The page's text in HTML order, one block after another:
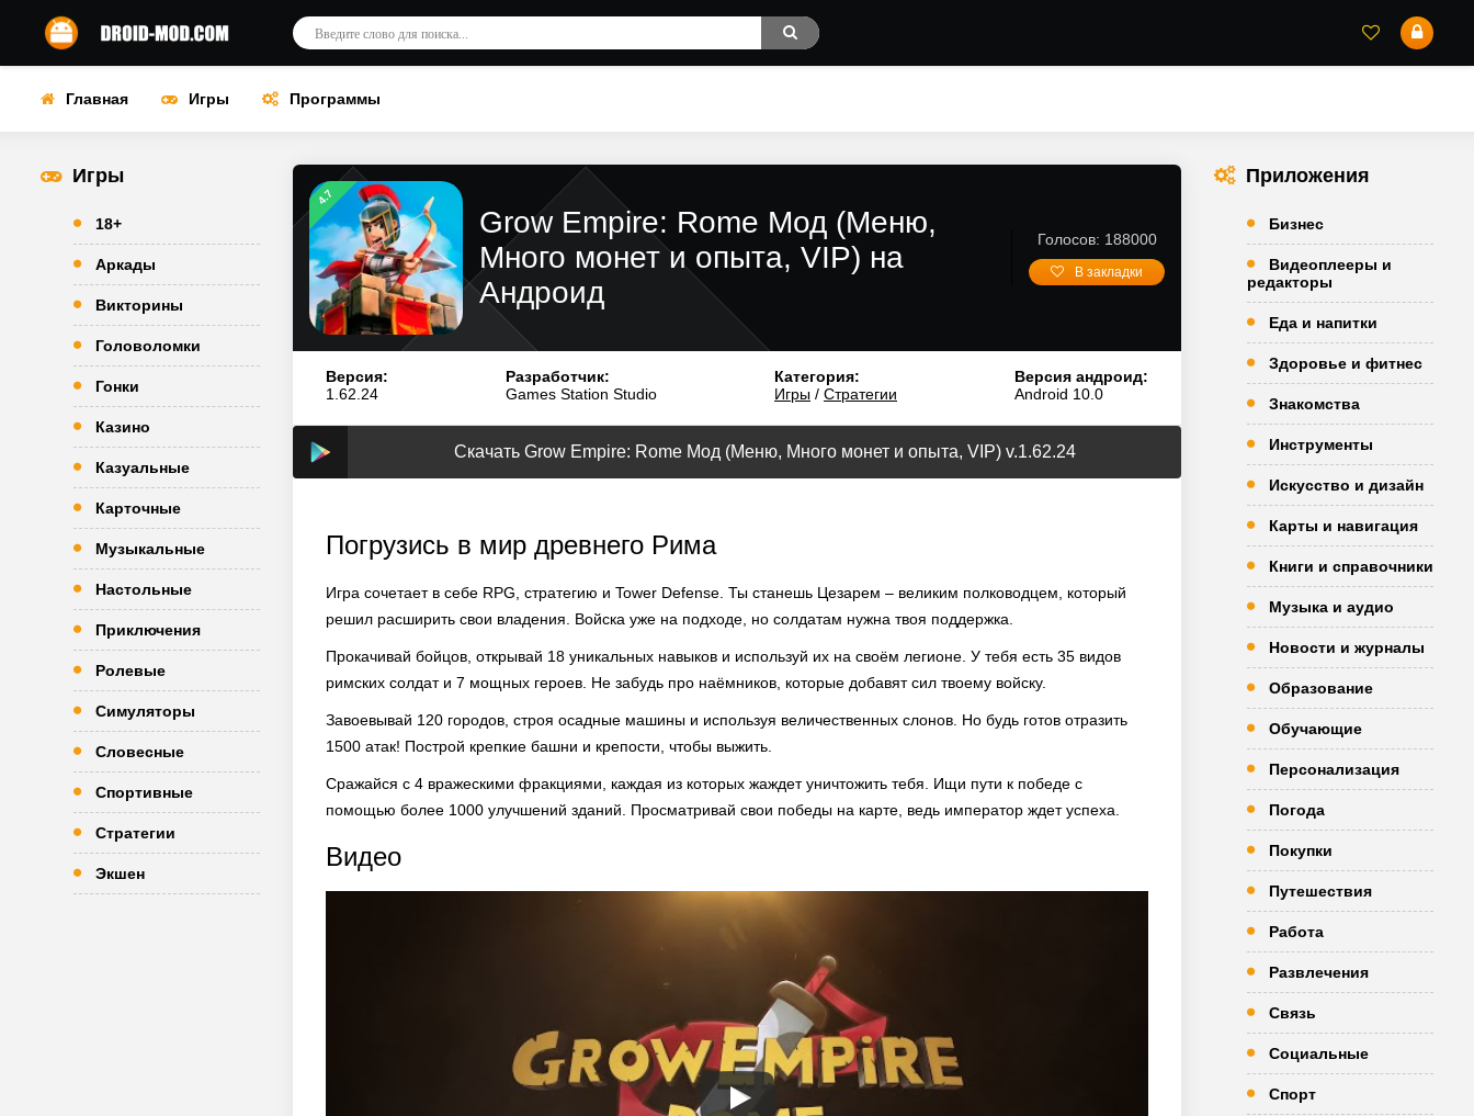
Главная Игры Программы
Игры
18+
Аркады
Викторины
Головоломки
Гонки
Казино
Казуальные
Карточные
Музыкальные
Настольные
Приключения
Ролевые
Симуляторы
Словесные
Спортивные
Стратегии
Экшен
4.7
Grow Empire: Rome Мод (Меню,
Много монет и опыта, VIP) на
Андроид
Голосов: 188000
В закладки
Версия:
1.62.24
Разработчик:
Games Station Studio
Категория:
Игры / Стратегии
Версия андроид:
Android 10.0
Скачать Grow Empire: Rome Мод (Меню, Много монет и опыта, VIP) v.1.62.24
Погрузись в мир древнего Рима
Игра сочетает в себе RPG, стратегию и Tower Defense. Ты станешь Цезарем – великим полководцем, который
решил расширить свои владения. Войска уже на подходе, но солдатам нужна твоя поддержка.
Прокачивай бойцов, открывай 18 уникальных навыков и используй их на своём легионе. У тебя есть 35 видов
римских солдат и 7 мощных героев. Не забудь про наёмников, которые добавят сил твоему войску.
Завоевывай 120 городов, строя осадные машины и используя величественных слонов. Но будь готов отразить
1500 атак! Построй крепкие башни и крепости, чтобы выжить.
Сражайся с 4 вражескими фракциями, каждая из которых жаждет уничтожить тебя. Ищи пути к победе с
помощью более 1000 улучшений зданий. Просматривай свои победы на карте, ведь император ждет успеха.
Видео
Приложения
Бизнес
Видеоплееры и
редакторы
Еда и напитки
Здоровье и фитнес
Знакомства
Инструменты
Искусство и дизайн
Карты и навигация
Книги и справочники
Музыка и аудио
Новости и журналы
Образование
Обучающие
Персонализация
Погода
Покупки
Путешествия
Работа
Развлечения
Связь
Социальные
Спорт